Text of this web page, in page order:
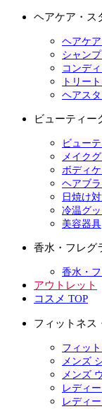
ヘアケア・ス
ヘアケ
シャン
コンデ
トリー
ヘアス
ビューティー
ビュー
メイク
ボディ
ヘアブ
日焼け
冷温グ
美容器具
香水・フレグ
香水・
アウトレット
コスメ TOP
フィットネス
フィッ
メンズ
メンズ
レディ
レディ